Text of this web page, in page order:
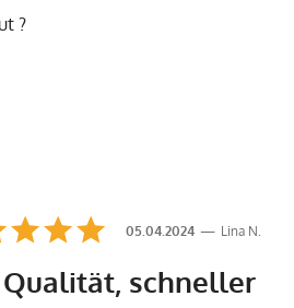
?
Lina N.
05.04.2024
schneller